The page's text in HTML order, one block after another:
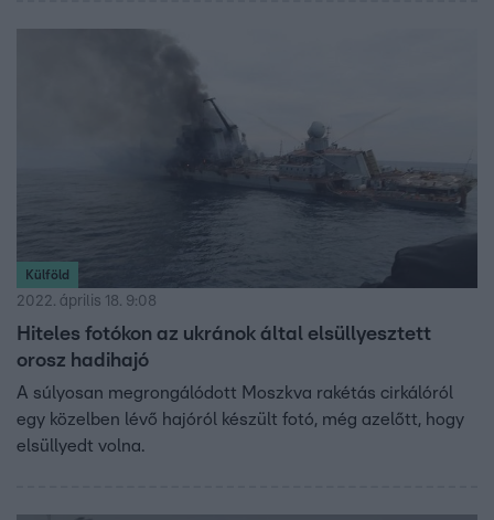
Külföld
2022. április 18. 9:08
Hiteles fotókon az ukránok által elsüllyesztett
orosz hadihajó
A súlyosan megrongálódott Moszkva rakétás cirkálóról
egy közelben lévő hajóról készült fotó, még azelőtt, hogy
elsüllyedt volna.